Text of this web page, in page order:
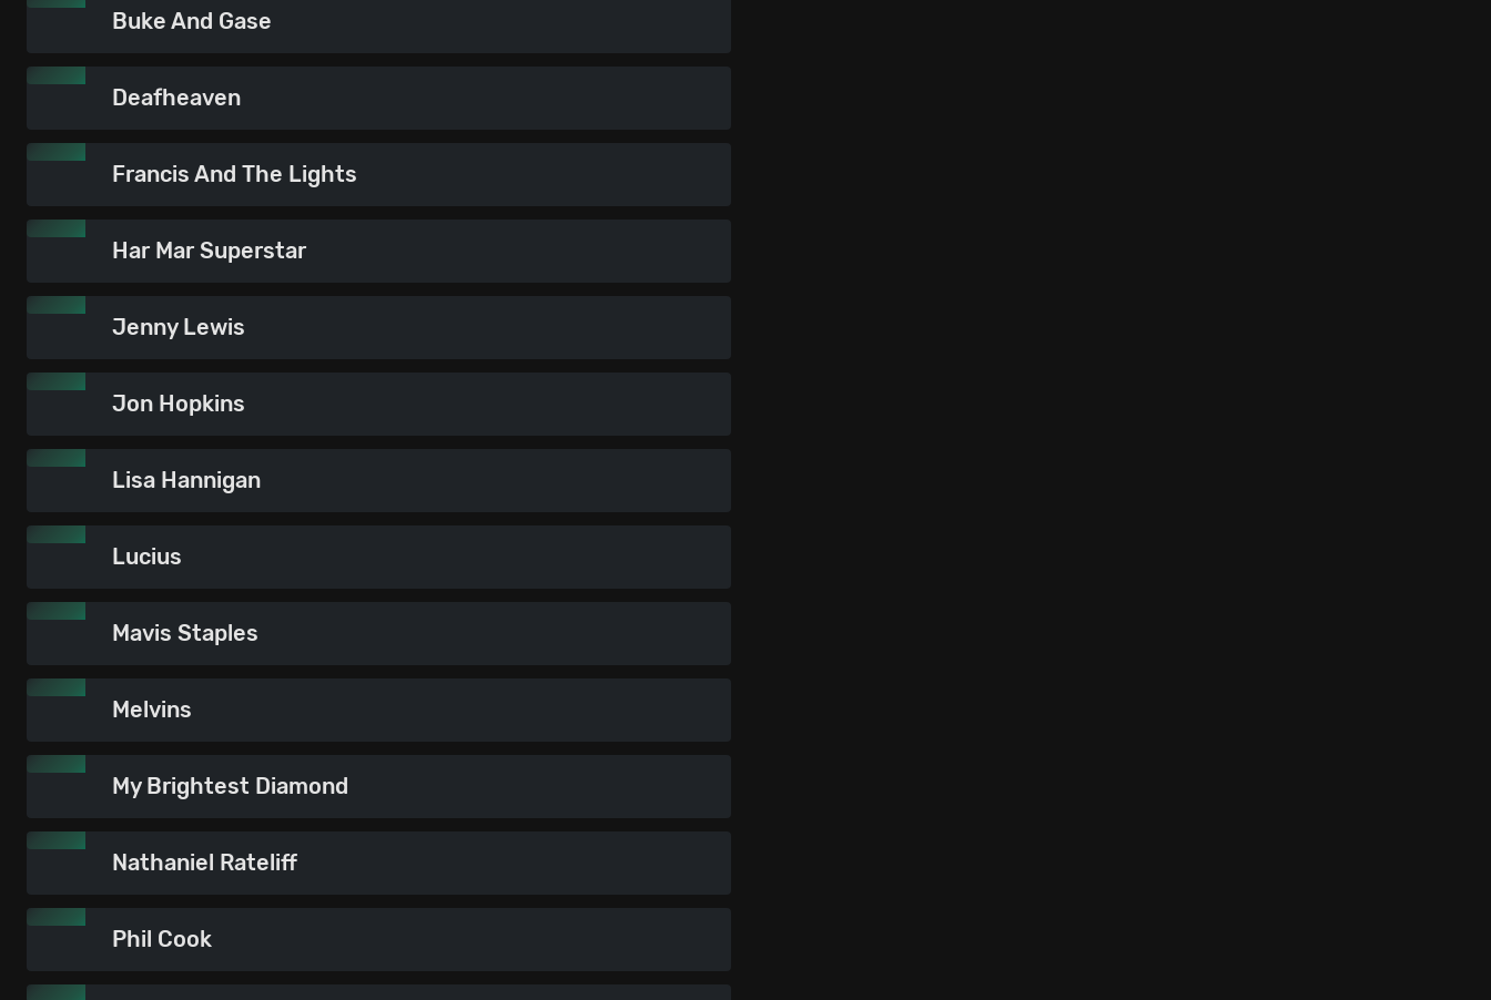
Buke And Gase
Deafheaven
Francis And The Lights
Har Mar Superstar
Jenny Lewis
Jon Hopkins
Lisa Hannigan
Lucius
Mavis Staples
Melvins
My Brightest Diamond
Nathaniel Rateliff
Phil Cook